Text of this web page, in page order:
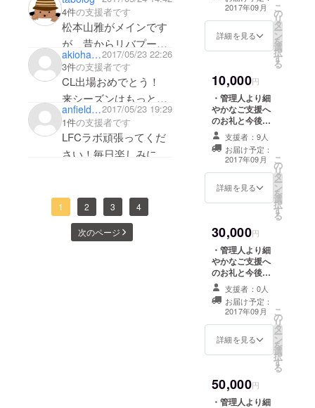
情報を得られるように
なった。こんなにも幸
せで嬉しいことはな
い。ラボに携わるすべ
ての人々に感謝しま
す。
@rita_ynwa
しょう。
4件の支援者です
松本山雅がメインです
が、昔からリバプール
が好きで応援していま
す！
ジェラードがきっかけ
で好きになりました
が、いまも継続して応
援しています。
日本にリバプールファ
う、頑張って下さい！
応援しています。
Twitterアカウント
akiohashi2017/05/23 22:26
3件の支援者です
CL出場おめでとう！
来シーズンはもっと楽
しみにしています。
anfield8redskop2017/05/23 19:29
1件の支援者です
LFCラボ頑張ってくだ
さい！毎日楽しみにし
→@yosougai8reds
1 2 3 4
次のページ
いただきます。
・スペシャルコ
ンテンツに、
ウント』もしく
は『Facebook
アカウント』を
掲載します！
（シルバー枠）
・スペシャルコ
ンテンツ内に、
LFCラボの支援
者としてあなた
の「応援コメン
ト」を掲載しま
す！ ＜ご支援い
い＞ ※「応援コ
メント」の最後
に、掲載OKな
『Twitterのアカ
ウント名
（@〜）』もし
くは
『Facebookの
URL』をご記入
ください。
※「応援コメン
でご連絡くださ
い。
2017年09月
詳細を見る
こ
の
リ
タ
ー
ン
を
選
択
す
る
10,000円
・管理人より細
やかなご支援へ
のお礼と今後の
LFCラボの展望
を綴ったメール
をお送りさせて
いただきます。
・スペシャルコ
ンテンツに、
ウント』もしく
は『Facebook
アカウント』を
掲載します！
（ゴールド枠）
・スペシャルコ
ンテンツ内に、
LFCラボの支援
者としてあなた
の「応援コメン
ト」を掲載しま
す！ ・あなたの
LFCラボ内で記
事を作成いたし
ます！（実際に
支援者：9人
お届け予定：
2017年09月
詳細を見る
こ
の
リ
タ
ー
ン
を
選
択
す
る
30,000円
・管理人より細
やかなご支援へ
のお礼と今後の
LFCラボの展望
を綴ったメール
をお送りさせて
いただきます。
・スペシャルコ
ンテンツに、
ウント』もしく
は『Facebook
支援者：0人
お届け予定：
2017年09月
詳細を見る
こ
の
リ
タ
ー
ン
を
選
択
す
る
50,000円
・管理人より細